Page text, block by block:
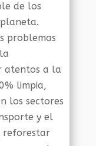
de los
problemas
atentos a la
limpia,
los sectores
y el
reforestar